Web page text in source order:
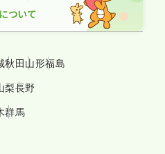
秋田山形福島
梨長野
群馬